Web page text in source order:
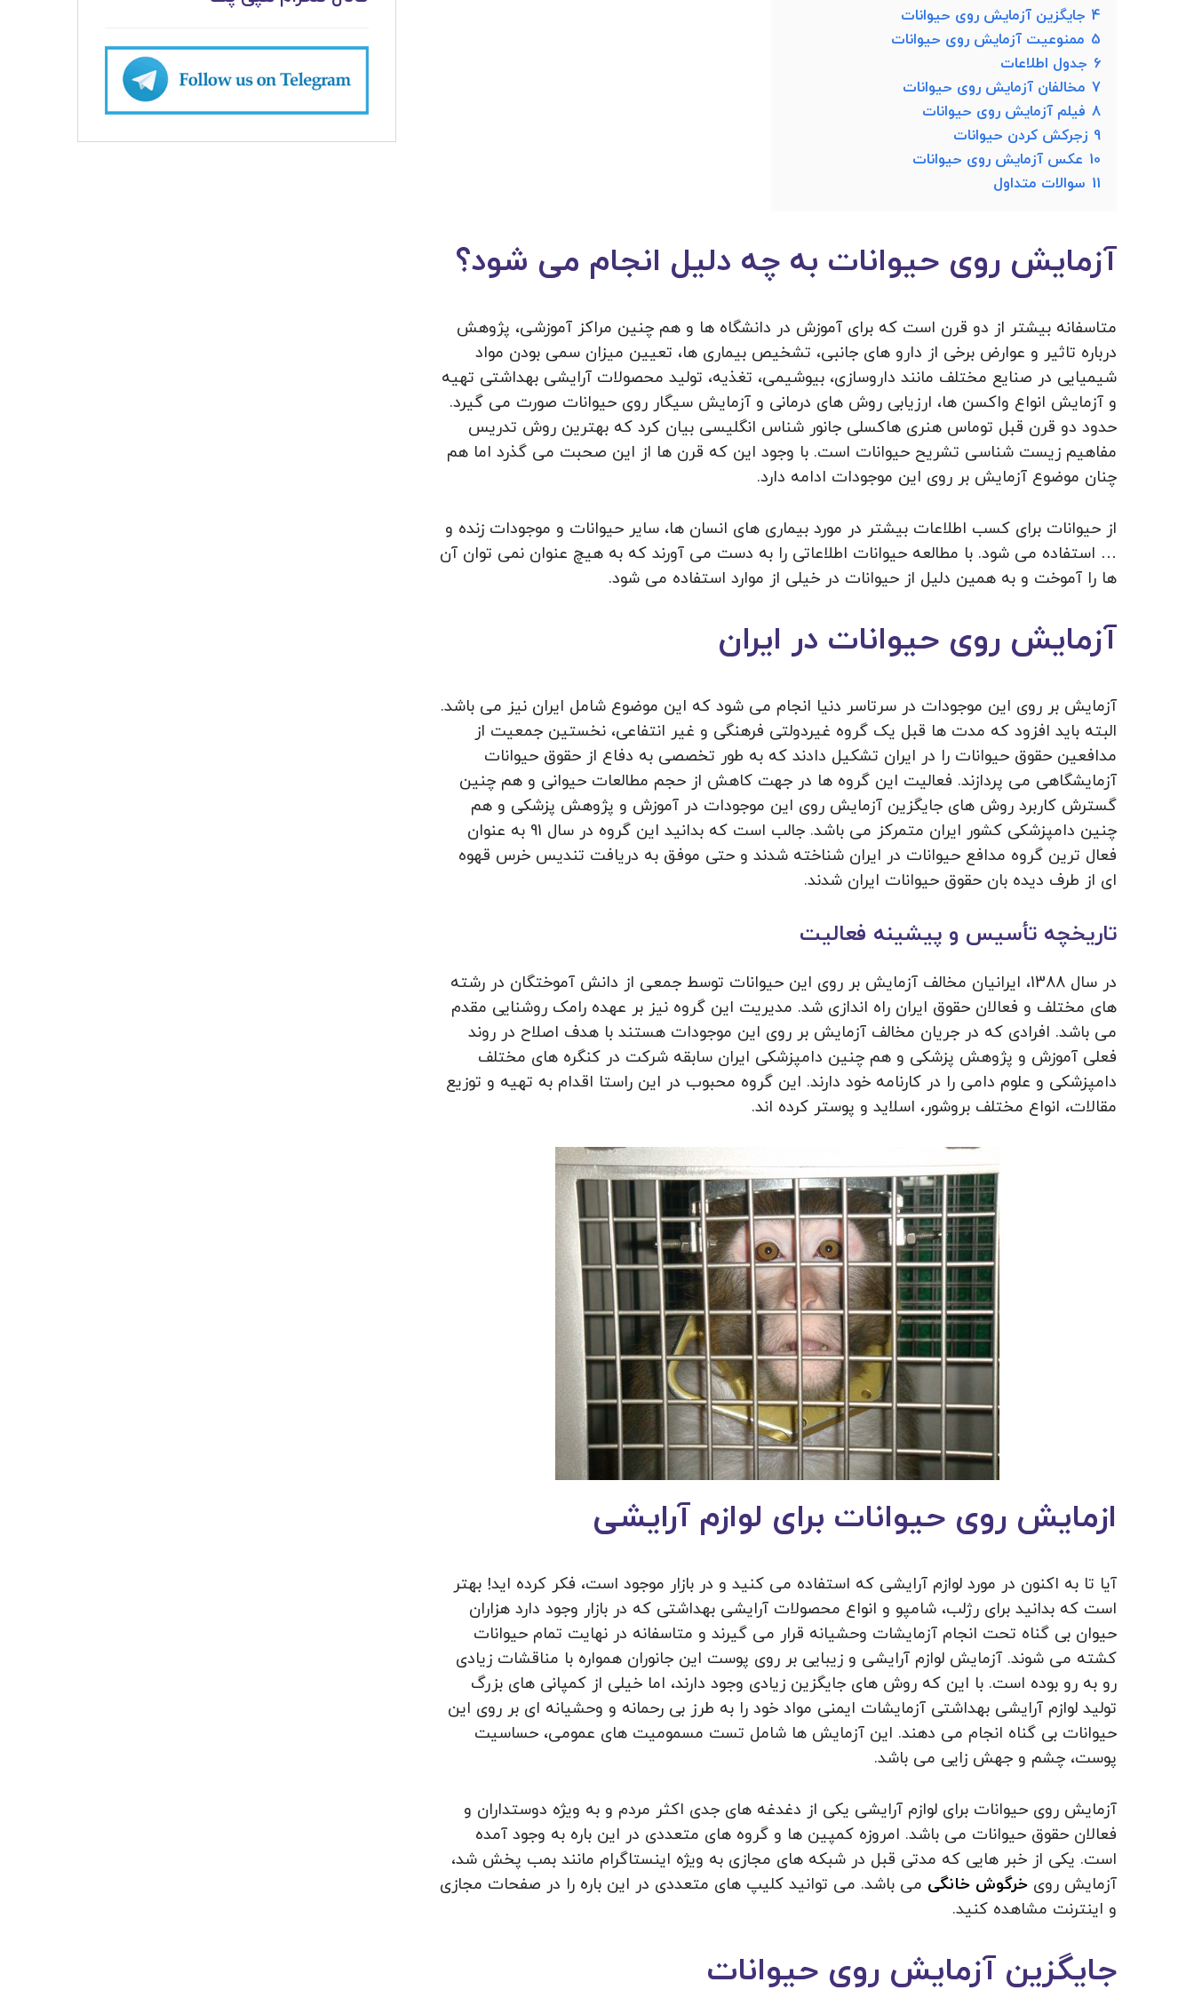
4 جایگزین آزمایش روی حیوانات
5 ممنوعیت آزمایش روی حیوانات
6 جدول اطلاعات
7 مخالفان آزمایش روی حیوانات
8 فیلم آزمایش روی حیوانات
9 زجرکش کردن حیوانات
10 عکس آزمایش روی حیوانات
11 سوالات متداول
آزمایش روی حیوانات به چه دلیل انجام می شود؟
متاسفانه بیشتر از دو قرن است که برای آموزش در دانشگاه‌ ها و هم چنین مراکز آموزشی، پژوهش
درباره تاثیر و عوارض برخی از دارو های جانبی، تشخیص بیماری ها، تعیین میزان سمی بودن مواد
شیمیایی در صنایع مختلف مانند داروسازی، بیوشیمی، تغذیه، تولید محصولات آرایشی بهداشتی تهیه
و آزمایش انواع واکسن ها، ارزیابی روش های درمانی و آزمایش سیگار روی حیوانات صورت می گیرد.
حدود دو قرن قبل توماس هنری هاکسلی جانور شناس انگلیسی بیان کرد که بهترین روش تدریس
مفاهیم زیست شناسی تشریح حیوانات است. با وجود این که قرن ها از این صحبت می‌ گذرد اما هم
چنان موضوع آزمایش بر روی این موجودات ادامه دارد.
از حیوانات برای کسب اطلاعات بیشتر در مورد بیماری های انسان ها، سایر حیوانات و موجودات زنده و
… استفاده می شود. با مطالعه حیوانات اطلاعاتی را به دست می آورند که به هیچ عنوان نمی‌ توان آن
ها را آموخت و به همین دلیل از حیوانات در خیلی از موارد استفاده می شود.
آزمایش روی حیوانات در ایران
آزمایش بر روی این موجودات در سرتاسر دنیا انجام می‌ شود که این موضوع شامل ایران نیز می باشد.
البته باید افزود که مدت ها قبل یک گروه غیردولتی فرهنگی و غیر انتفاعی، نخستین جمعیت از
مدافعین حقوق حیوانات را در ایران تشکیل دادند که به طور تخصصی به دفاع از حقوق حیوانات
آزمایشگاهی می‌ پردازند. فعالیت این گروه‌ ها در جهت کاهش از حجم مطالعات حیوانی و هم چنین
گسترش کاربرد روش های جایگزین آزمایش روی این موجودات در آموزش و پژوهش پزشکی و هم
چنین دامپزشکی کشور ایران متمرکز می باشد. جالب است که بدانید این گروه در سال 91 به عنوان
فعال ترین گروه مدافع حیوانات در ایران شناخته شدند و حتی موفق به دریافت تندیس خرس قهوه‌
ای از طرف دیده بان حقوق حیوانات ایران شدند.
تاریخچه تأسیس و پیشینه فعالیت
در سال 1388، ایرانیان مخالف آزمایش بر روی این حیوانات توسط جمعی از دانش آموختگان در رشته‌
های مختلف و فعالان حقوق ایران راه اندازی شد. مدیریت این گروه نیز بر عهده رامک روشنایی مقدم
می باشد. افرادی که در جریان مخالف آزمایش بر روی این موجودات هستند با هدف اصلاح در روند
فعلی آموزش و پژوهش پزشکی و هم چنین دامپزشکی ایران سابقه شرکت در کنگره های مختلف
دامپزشکی و علوم دامی را در کارنامه خود دارند. این گروه محبوب در این راستا اقدام به تهیه و توزیع
مقالات، انواع مختلف بروشور، اسلاید و پوستر کرده‌ اند.
ازمایش روی حیوانات برای لوازم آرایشی
آیا تا به اکنون در مورد لوازم آرایشی که استفاده می کنید و در بازار موجود است، فکر کرده‌ اید! بهتر
است که بدانید برای رژلب، شامپو و انواع محصولات آرایشی بهداشتی که در بازار وجود دارد هزاران
حیوان بی گناه تحت انجام آزمایشات وحشیانه قرار می‌ گیرند و متاسفانه در نهایت تمام حیوانات
کشته می‌ شوند. آزمایش لوازم آرایشی و زیبایی بر روی پوست این جانوران همواره با مناقشات زیادی
رو به رو بوده است. با این که روش های جایگزین زیادی وجود دارند، اما خیلی از کمپانی های بزرگ
تولید لوازم آرایشی بهداشتی آزمایشات ایمنی مواد خود را به طرز بی رحمانه و وحشیانه ای بر روی این
حیوانات بی گناه انجام می دهند. این آزمایش ها شامل تست مسمومیت های عمومی، حساسیت
پوست، چشم و جهش زایی می باشد.
آزمایش روی حیوانات برای لوازم آرایشی یکی از دغدغه های جدی اکثر مردم و به ویژه دوستداران و
فعالان حقوق حیوانات می باشد. امروزه کمپین ها و گروه های متعددی در این باره به وجود آمده
است. یکی از خبر هایی که مدتی قبل در شبکه های مجازی به ویژه اینستاگرام مانند بمب پخش شد،
آزمایش روی خرگوش خانگی می باشد. می توانید کلیپ های متعددی در این باره را در صفحات مجازی
و اینترنت مشاهده کنید.
جایگزین آزمایش روی حیوانات